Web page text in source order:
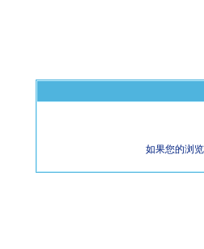
如果您的浏